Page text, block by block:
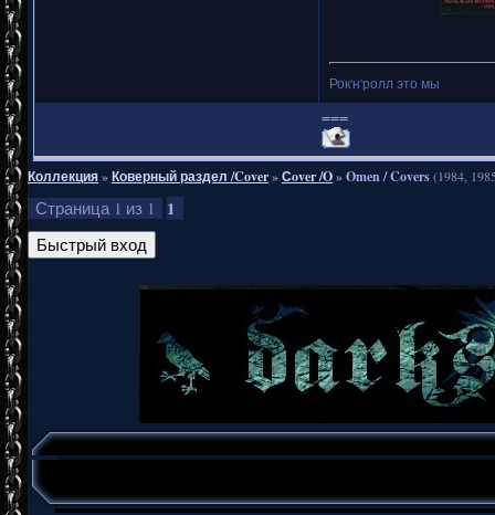
Рок'н'ролл это мы
===
Коллекция»Коверный раздел /Cover»Сover /O»Omen / Covers(1984,
Страница 1 из 1 1